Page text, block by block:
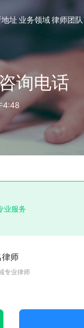
址业务领域律师团队
询电话
4:48
业服务
师
专业律师